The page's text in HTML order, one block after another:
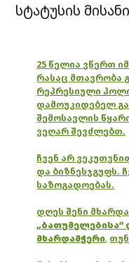
სტატუსის
25 წელია ვწერთ
რასაც მთავრობა
რეპრესიული
დამოუკიდებელ
შემოსავლის
ვეღარ შევძლებთ.
ჩვენ არ
და ბიზნესჯგუფს.
საზოგადოებას.
დღეს შენი
„ბათუმელებისა“
მხარდამჭერი,